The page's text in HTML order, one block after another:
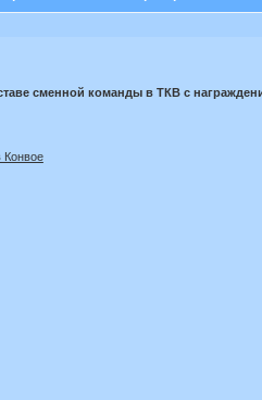
сменной команды в ТКВ с
Конвое